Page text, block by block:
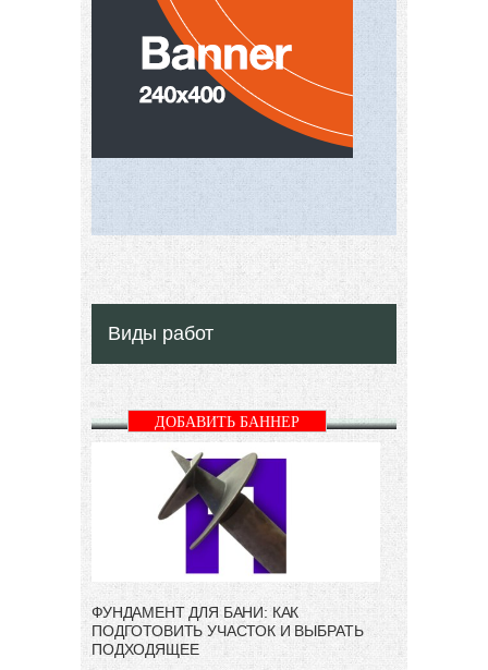
Виды работ
ДОБАВИТЬ БАННЕР
ФУНДАМЕНТ ДЛЯ БАНИ: КАК
ПОДГОТОВИТЬ УЧАСТОК И ВЫБРАТЬ
ПОДХОДЯЩЕЕ